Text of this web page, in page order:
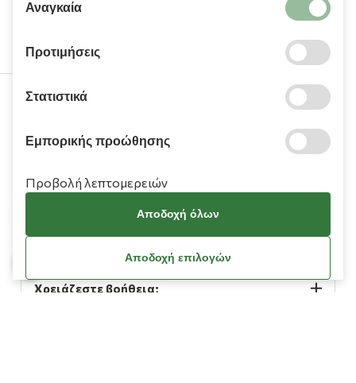
Πληροφορίες
Χρειάζεστε βοήθεια;
Αναγκαία
Προτιμήσεις
Στατιστικά
Εμπορικής προώθησης
Προβολή λεπτομερειών
Αποδοχή όλων
Αποδοχή επιλογών